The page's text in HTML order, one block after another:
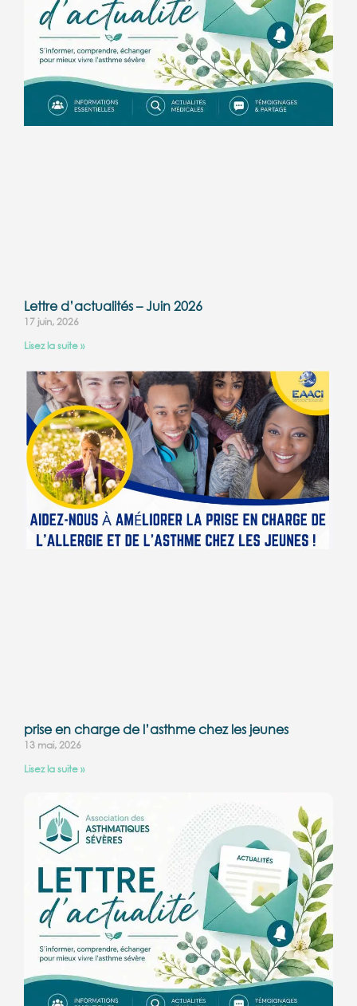
Lettre d’actualités – Juin 2026
17 juin, 2026
Lisez la suite »
prise en charge de l’asthme chez les jeunes
13 mai, 2026
Lisez la suite »